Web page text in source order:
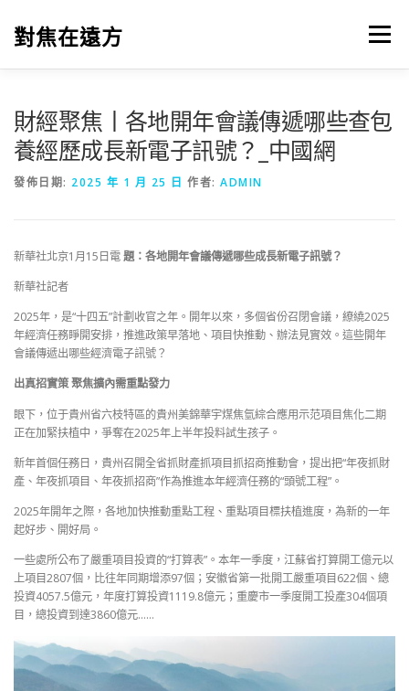
對焦在遠方 選單
財經聚焦丨各地開年會議傳遞哪些查包
養經歷成長新電子訊號？_中國網
發佈日期: 2025 年 1 月 25 日 作者: ADMIN
新華社北京1月15日電題：各地開年會議傳遞哪些成長新電子訊號？
新華社記者
2025年，是“十四五”計劃收官之年。開年以來，多個省份召閉會議，繚繞2025
年經濟任務睜開安排，推進政策早落地、項目快推動、辦法見實效。這些開年
會議傳遞出哪些經濟電子訊號？
出真招實策 聚焦擴內需重點發力
眼下，位于貴州省六枝特區的貴州美錦華宇煤焦氫綜合應用示范項目焦化二期
正在加緊扶植中，爭奪在2025年上半年投料試生孩子。
新年首個任務日，貴州召開全省抓財產抓項目抓招商推動會，提出把“年夜抓財
產、年夜抓項目、年夜抓招商”作為推進本年經濟任務的“頭號工程”。
2025年開年之際，各地加快推動重點工程、重點項目標扶植進度，為新的一年
起好步、開好局。
一些處所公布了嚴重項目投資的“打算表”。本年一季度，江蘇省打算開工億元以
上項目2807個，比往年同期增添97個；安徽省第一批開工嚴重項目622個、總
投資4057.5億元，年度打算投資1119.8億元；重慶市一季度開工投產304個項
目，總投資到達3860億元……